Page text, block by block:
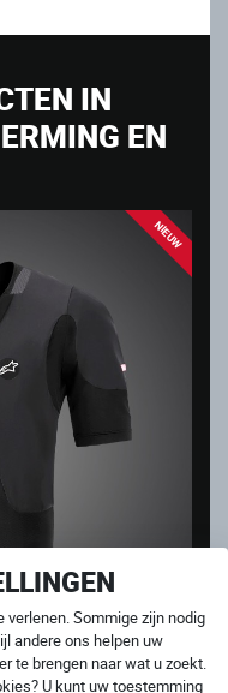
Sommige zijn nodig
andere ons helpen uw
te brengen naar wat u zoekt.
U kunt uw toestemming
IN
EN
NIEUW
SYSTEEM